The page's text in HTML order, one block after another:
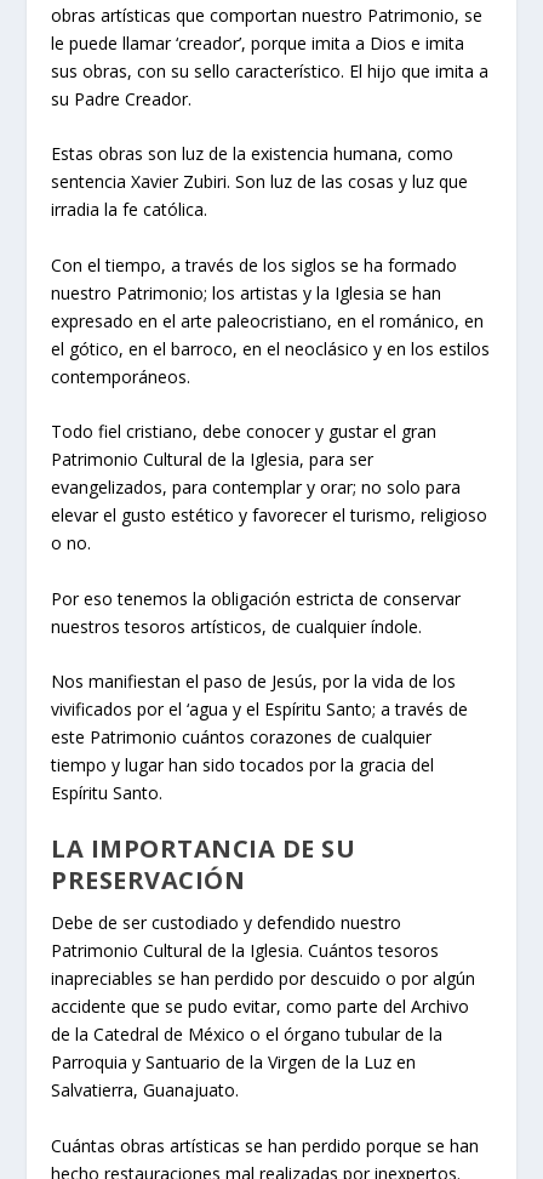
obras artísticas que comportan nuestro Patrimonio, se
le puede llamar ‘creador’, porque imita a Dios e imita
sus obras, con su sello característico. El hijo que imita a
su Padre Creador.
Estas obras son luz de la existencia humana, como
sentencia Xavier Zubiri. Son luz de las cosas y luz que
irradia la fe católica.
Con el tiempo, a través de los siglos se ha formado
nuestro Patrimonio; los artistas y la Iglesia se han
expresado en el arte paleocristiano, en el románico, en
el gótico, en el barroco, en el neoclásico y en los estilos
contemporáneos.
Todo fiel cristiano, debe conocer y gustar el gran
Patrimonio Cultural de la Iglesia, para ser
evangelizados, para contemplar y orar; no solo para
elevar el gusto estético y favorecer el turismo, religioso
o no.
Por eso tenemos la obligación estricta de conservar
nuestros tesoros artísticos, de cualquier índole.
Nos manifiestan el paso de Jesús, por la vida de los
vivificados por el ‘agua y el Espíritu Santo; a través de
este Patrimonio cuántos corazones de cualquier
tiempo y lugar han sido tocados por la gracia del
Espíritu Santo.
LA IMPORTANCIA DE SU
PRESERVACIÓN
Debe de ser custodiado y defendido nuestro
Patrimonio Cultural de la Iglesia. Cuántos tesoros
inapreciables se han perdido por descuido o por algún
accidente que se pudo evitar, como parte del Archivo
de la Catedral de México o el órgano tubular de la
Parroquia y Santuario de la Virgen de la Luz en
Salvatierra, Guanajuato.
Cuántas obras artísticas se han perdido porque se han
hecho restauraciones mal realizadas por inexpertos.